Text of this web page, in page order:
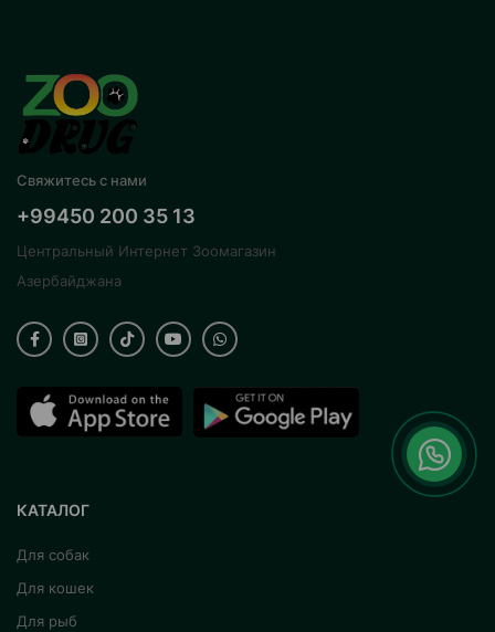
Свяжитесь с нами
+99450 200 35 13
Центральный Интернет Зоомагазин
Азербайджана
КАТАЛОГ
Для собак
Для кошек
Для рыб